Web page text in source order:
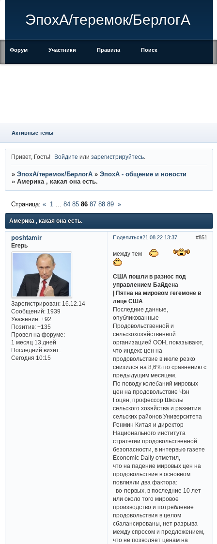
ЭпохА/теремок/БерлогА
Форум Участники Правила Поиск
Активные темы
Привет, Гость! Войдите илизарегистрируйтесь
» ЭпохА/теремок/БерлогА » ЭпохА - общение и новости
» Америка , какая она есть.
Америка , какая она есть.
Страница: « 1 … 84 85 86 87 88 89 »
Поделиться 851
21.08.22 13:37
poshtamir
Егерь
Зарегистрирован: 16.12.14
Сообщений:1939
Уважение: +92
Позитив: +135
Провел на форуме:
1 месяц 13 дней
Последний визит:
Сегодня 10:15
между тем
США пошли в разнос под
управлением Байдена
| Пятна на мировом гегемоне в
лице США
Последние данные,
опубликованные
Продовольственной и
сельскохозяйственной
организацией ООН, показывают,
что индекс цен на
продовольствие в июле резко
снизился на 8,6% по сравнению с
предыдущим месяцем.
По поводу колебаний мировых
цен на продовольствие Чэн
Гоцян, профессор Школы
сельского хозяйства и развития
сельских районов Университета
Ренмин Китая и директор
Национального института
стратегии продовольственной
безопасности, в интервью газете
Economic Daily отметил,
что на падение мировых цен на
продовольствие в основном
повлияли два фактора:
во-первых, в последние 10 лет
или около того мировое
производство и потребление
продовольствия в целом
сбалансированы, нет разрыва
между спросом и предложением,
что не позволяет ценам на